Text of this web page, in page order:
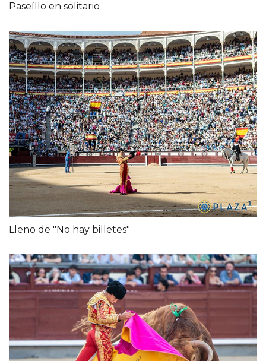
Paseíllo en solitario
Lleno de "No hay billetes"